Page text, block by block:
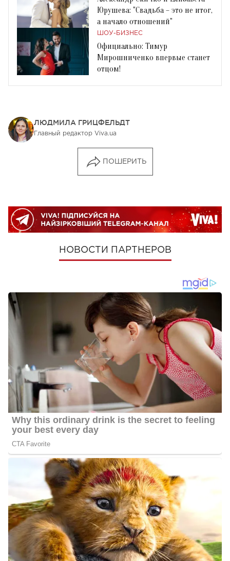
Юрушева: "Свадьба – это не итог,
а начало отношений"
ШОУ-БИЗНЕС
Официально: Тимур
Мирошниченко впервые станет
отцом!
ЛЮДМИЛА ГРИЦФЕЛЬДТ
Главный редактор Viva.ua
ПОШЕРИТЬ
НОВОСТИ ПАРТНЕРОВ